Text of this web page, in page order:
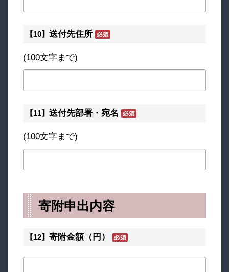
【10】 送付先住所
(100文字まで)
【11】 送付先部署・宛名
(100文字まで)
寄附申出内容
【12】 寄附金額（円）